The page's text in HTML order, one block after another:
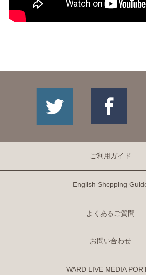
ご利用ガイド
English Shopping
よくあるご質問
お問い合わせ
WARD LIVE MEDIA